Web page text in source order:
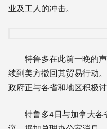
业及工人的冲击。
特鲁多在此前一晚的声
续到美方撤回其贸易行动
政府正与各省和地区积极
特鲁多4日与加拿大各